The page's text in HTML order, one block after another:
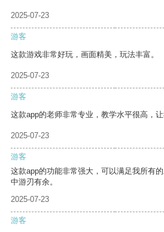
2025-07-23
游客
这款游戏非常好玩，画面精美，玩法丰富。
2025-07-23
游客
这款app的老师非常专业，教学水平很高，让
2025-07-23
游客
这款app的功能非常强大，可以满足我所有
中游刃有余。
2025-07-23
游客